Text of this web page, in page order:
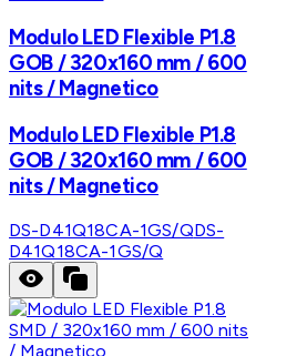
Modulo LED Flexible P1.8
GOB / 320x160 mm / 600
nits / Magnetico
Modulo LED Flexible P1.8
GOB / 320x160 mm / 600
nits / Magnetico
DS-D41Q18CA-1GS/QDS-
D41Q18CA-1GS/Q